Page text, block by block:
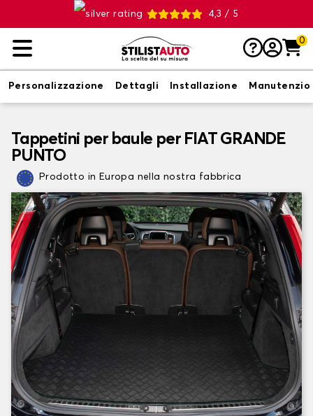
4,3 / 5
0
Personalizzazione Dettagli Installazione
Tappetini per baule per FIAT GRANDE
PUNTO
Prodotto in Europa nella nostra fabbrica